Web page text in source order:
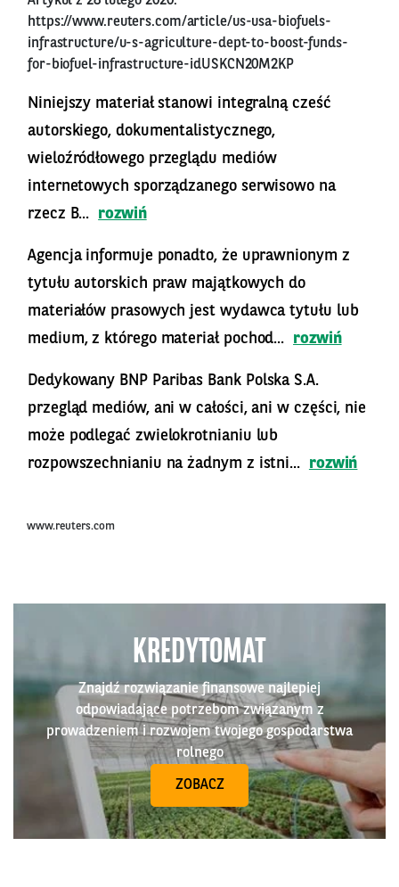
https://www.reuters.com/article/us-usa-biofuels-
infrastructure/u-s-agriculture-dept-to-boost-funds-
for-biofuel-infrastructure-idUSKCN20M2KP
Niniejszy materiał stanowi integralną cześć
autorskiego, dokumentalistycznego,
wieloźródłowego przeglądu mediów
internetowych sporządzanego serwisowo na
rzecz B...
rozwiń
Agencja informuje ponadto, że uprawnionym z
tytułu autorskich praw majątkowych do
materiałów prasowych jest wydawca tytułu lub
medium, z którego materiał pochod...
rozwiń
Dedykowany BNP Paribas Bank Polska S.A.
przegląd mediów, ani w całości, ani w części, nie
może podlegać zwielokrotnianiu lub
rozpowszechnianiu na żadnym z istni...
rozwiń
www.reuters.com
KREDYTOMAT
Znajdź rozwiązanie finansowe najlepiej
odpowiadające potrzebom związanym z
prowadzeniem i rozwojem twojego gospodarstwa
rolnego
ZOBACZ